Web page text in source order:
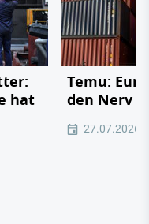
hat
Temu:
den Nerv
27.07.2026